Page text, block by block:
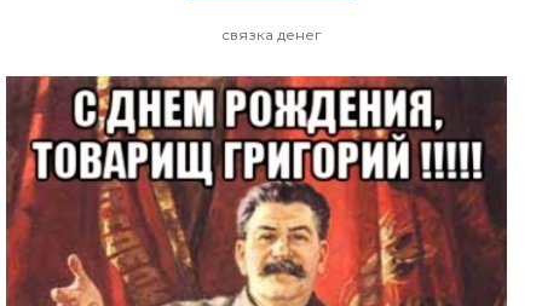
связка денег